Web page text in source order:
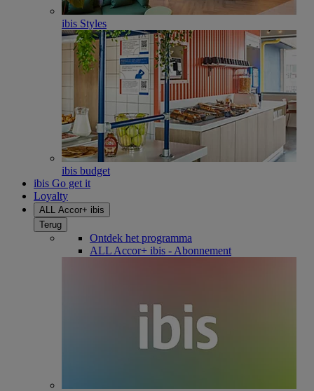
ibis Styles
ibis budget
ibis Go get it
Loyalty
ALL Accor+ ibis
Terug
Ontdek het programma
ALL Accor+ ibis - Abonnement